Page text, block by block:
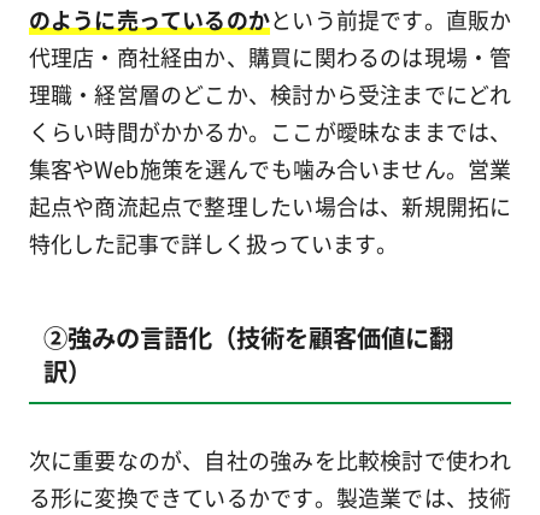
のように売っているのかという前提です。直販か
代理店・商社経由か、購買に関わるのは現場・管
理職・経営層のどこか、検討から受注までにどれ
くらい時間がかかるか。ここが曖昧なままでは、
集客やWeb施策を選んでも噛み合いません。営業
起点や商流起点で整理したい場合は、新規開拓に
特化した記事で詳しく扱っています。
②強みの言語化（技術を顧客価値に翻
訳）
次に重要なのが、自社の強みを比較検討で使われ
る形に変換できているかです。製造業では、技術